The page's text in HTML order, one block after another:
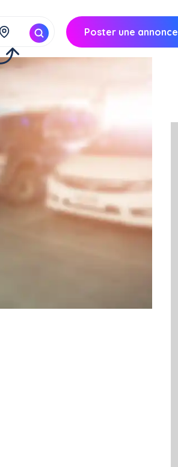
Poster une annonce